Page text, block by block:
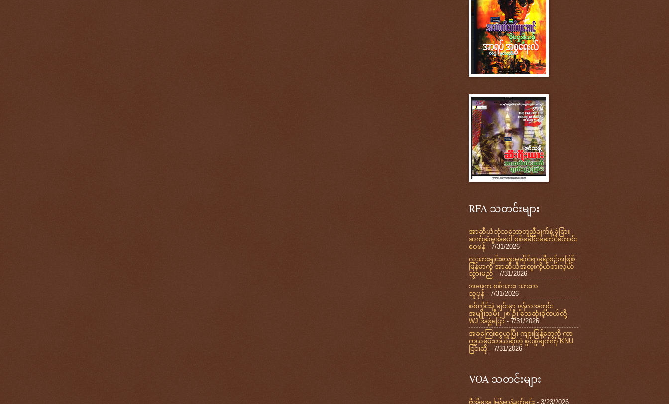
RFA သတင်းများ
အာဆီယံဘုံသဘောတူညီချက်နဲ့ ခွဲခြား
ဆက်ဆံမှုအပေါ် စစ်ခေါင်းဆောင်ဟောင်း
ဝေဖန် - 7/31/2026
လူသားချင်းစာနာမှုဆိုင်ရာခရီးစဥ်အဖြစ်
မြန်မာကို အာဆီယံအထူးကိုယ်စားလှယ်
သွားမည် - 7/31/2026
အဖေက စစ်သား၊ သားက
သူပုန် - 7/31/2026
စစ်ကိုင်းနဲ့ ချင်းမှာ ဇွန်လအတွင်း
အမျိုးသမီး ၂၈ ဦး သေဆုံးခဲ့တယ်လို့
WJ အဖွဲ့ပြော - 7/31/2026
အခကြေးငွေယူပြီး ကျားဖြန့်တွေကို ကာ
ကွယ်ပေးတယ်ဆိုတဲ့ စွပ်စွဲချက်ကို KNU
ငြင်းဆို - 7/31/2026
VOA သတင်းများ
ဗွီအိုအေ မြန်မာနံနက်ခင်း - 3/23/2026